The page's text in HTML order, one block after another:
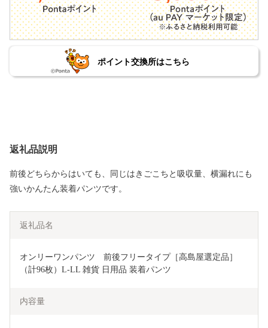
ポイント交換所はこちら
返礼品説明
前後どちらからはいても、同じはきごこちと吸収量、横漏れにも
強いかんたん装着パンツです。
返礼品名
オンリーワンパンツ　前後フリータイプ［高島屋選定品］
（計96枚）L-LL 雑貨 日用品 装着パンツ
内容量